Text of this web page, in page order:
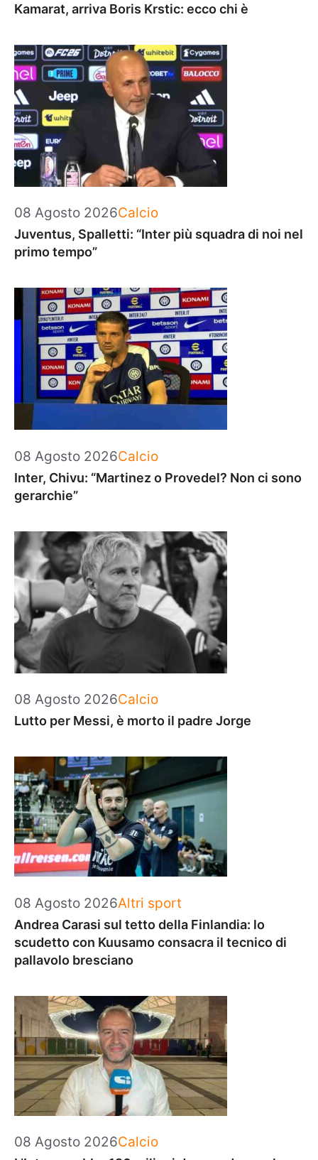
Kamarat, arriva Boris Krstic: ecco chi è
08 Agosto 2026Categorie
Calcio
Juventus, Spalletti: “Inter più squadra di noi nel
primo tempo”
08 Agosto 2026Categorie
Calcio
Inter, Chivu: “Martinez o Provedel? Non ci sono
gerarchie”
08 Agosto 2026Categorie
Calcio
Lutto per Messi, è morto il padre Jorge
08 Agosto 2026Categorie
Altri sport
Andrea Carasi sul tetto della Finlandia: lo
scudetto con Kuusamo consacra il tecnico di
pallavolo bresciano
08 Agosto 2026Categorie
Calcio